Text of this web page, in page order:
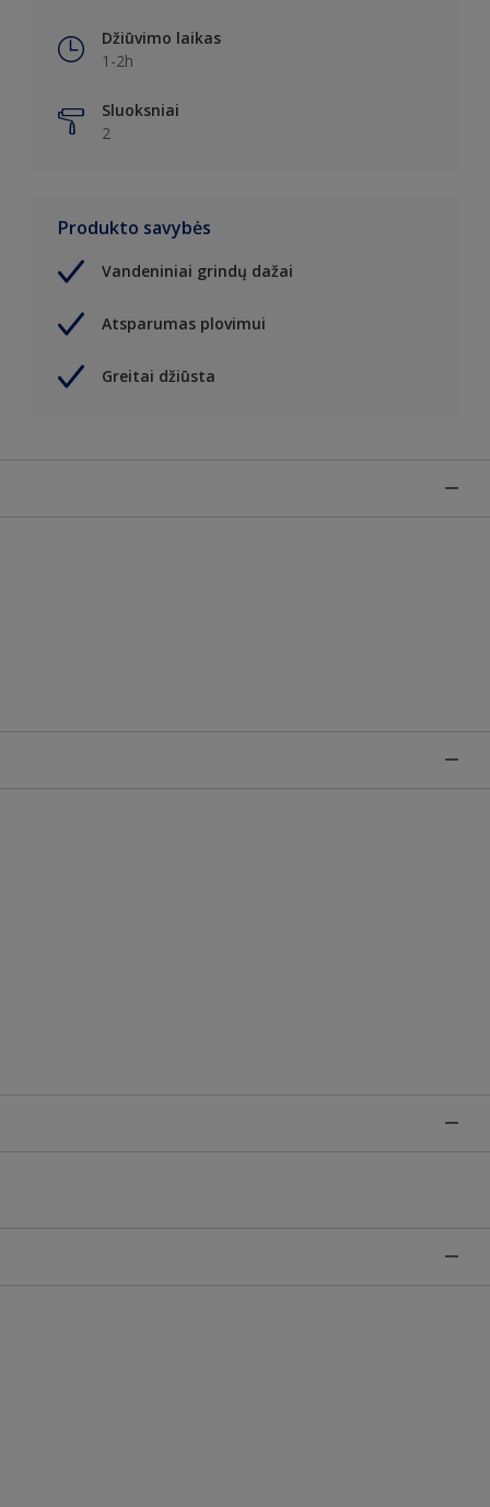
Džiūvimo laikas
1-2h
Sluoksniai
2
Produkto savybės
Vandeniniai grindų dažai
Atsparumas plovimui
Greitai džiūsta